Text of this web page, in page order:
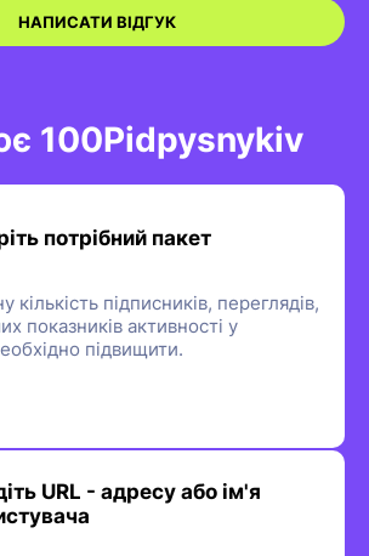
НАПИСАТИ ВІДГУК
100Pidpysnykiv
потрібний пакет
кількість підписників, переглядів,
показників активності у
підвищити.
URL - адресу або ім'я